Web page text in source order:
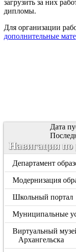
загрузить за них
дипломы.
Для организации
дополнительные
Дата
Навигация по
Департамент
Модернизация
Школьный портал
Муниципальные
Виртуальный
Архангельска